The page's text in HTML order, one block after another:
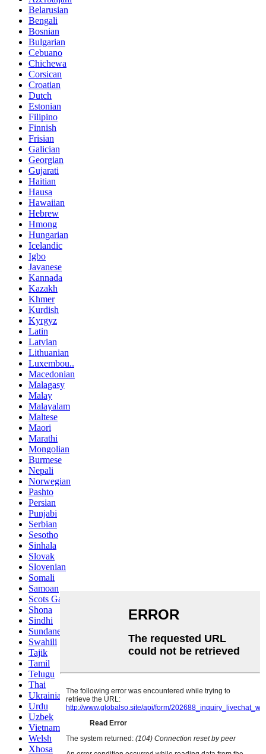
Belarusian
Bengali
Bosnian
Bulgarian
Cebuano
Chichewa
Corsican
Croatian
Dutch
Estonian
Filipino
Finnish
Frisian
Galician
Georgian
Gujarati
Haitian
Hausa
Hawaiian
Hebrew
Hmong
Hungarian
Icelandic
Igbo
Javanese
Kannada
Kazakh
Khmer
Kurdish
Kyrgyz
Latin
Latvian
Lithuanian
Luxembou..
Macedonian
Malagasy
Malay
Malayalam
Maltese
Maori
Marathi
Mongolian
Burmese
Nepali
Norwegian
Pashto
Persian
Punjabi
Serbian
Sesotho
Sinhala
Slovak
Slovenian
Somali
Samoan
Scots Gaelic
Shona
Sindhi
Sundanese
Swahili
Tajik
Tamil
Telugu
Thai
Ukrainian
Urdu
Uzbek
Vietnamese
Welsh
Xhosa